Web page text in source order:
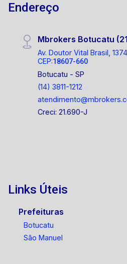
Endereço
Mbrokers Botucatu
Av. Doutor Vital Brasil,
CEP:18607-660
Botucatu - SP
(14) 3811-1212
Creci: 21.690-J
Links Úteis
Prefeituras
Botucatu
São Manuel